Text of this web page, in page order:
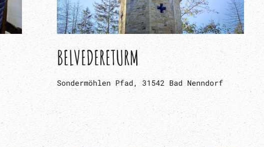
BELVEDERETURM
Sondermöhlen Pfad, 31542 Bad Nenndorf